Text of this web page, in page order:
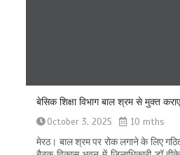
बेसिक शिक्षा विभाग बाल श्रम से मुक्त
October 3, 2025
10 mths
मेरठ। बाल श्रम पर रोक लगाने के लिए